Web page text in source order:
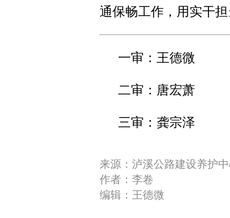
通保畅工作，用实干
一审：王德微
二审：唐宏萧
三审：龚宗泽
来源：泸溪公路建设养护
作者：李卷
编辑：王德微